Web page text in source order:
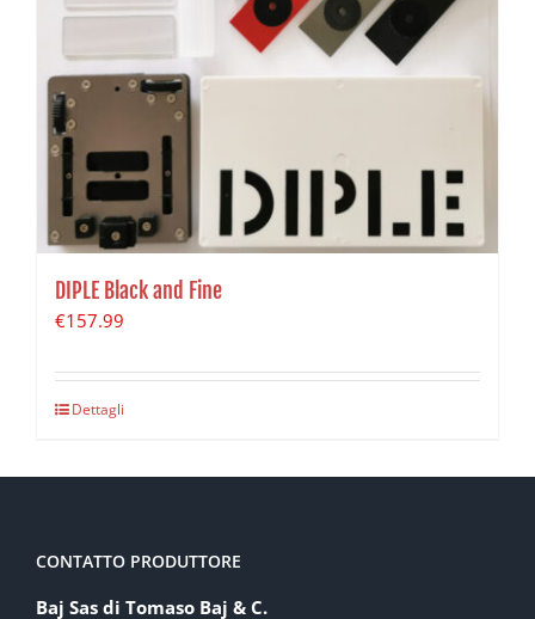
DIPLE Black and Fine
€157.99
Dettagli
CONTATTO PRODUTTORE
Baj Sas di Tomaso Baj & C.